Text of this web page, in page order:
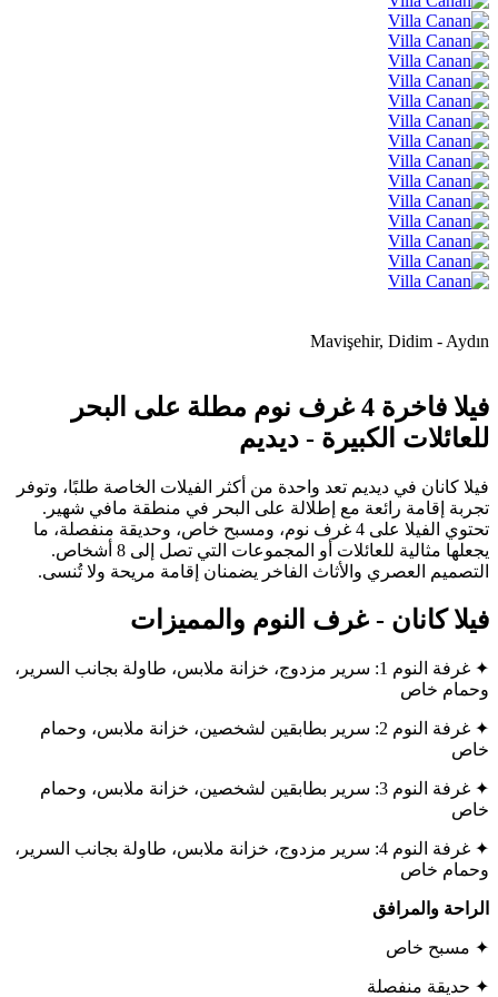
Mavişehir, Didim - Aydın
فيلا فاخرة 4 غرف نوم مطلة على البحر
للعائلات الكبيرة - ديديم
فيلا كانان في ديديم تعد واحدة من أكثر الفيلات الخاصة طلبًا، وتوفر
تجربة إقامة رائعة مع إطلالة على البحر في منطقة مافي شهير.
تحتوي الفيلا على 4 غرف نوم، ومسبح خاص، وحديقة منفصلة، ما
يجعلها مثالية للعائلات أو المجموعات التي تصل إلى 8 أشخاص.
التصميم العصري والأثاث الفاخر يضمنان إقامة مريحة ولا تُنسى.
فيلا كانان - غرف النوم والمميزات
✦ غرفة النوم 1: سرير مزدوج، خزانة ملابس، طاولة بجانب السرير،
وحمام خاص
✦ غرفة النوم 2: سرير بطابقين لشخصين، خزانة ملابس، وحمام
خاص
✦ غرفة النوم 3: سرير بطابقين لشخصين، خزانة ملابس، وحمام
خاص
✦ غرفة النوم 4: سرير مزدوج، خزانة ملابس، طاولة بجانب السرير،
وحمام خاص
الراحة والمرافق
✦ مسبح خاص
✦ حديقة منفصلة